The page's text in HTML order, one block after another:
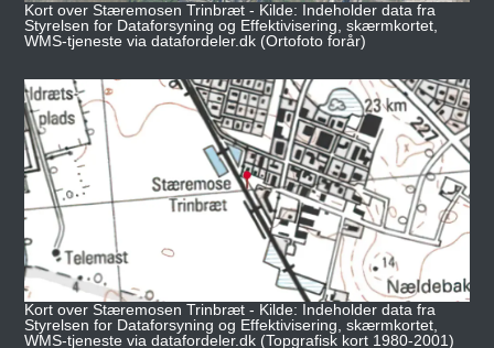
Kort over Stæremosen Trinbræt - Kilde: Indeholder data fra
Styrelsen for Dataforsyning og Effektivisering, skærmkortet,
WMS-tjeneste via datafordeler.dk (Ortofoto forår)
Kort over Stæremosen Trinbræt - Kilde: Indeholder data fra
Styrelsen for Dataforsyning og Effektivisering, skærmkortet,
WMS-tjeneste via datafordeler.dk (Topgrafisk kort 1980-2001)